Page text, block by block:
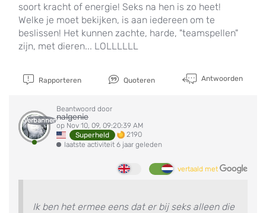
soort kracht of energie! Seks na hen is zo heet!
Welke je moet bekijken, is aan iedereen om te
beslissen! Het kunnen zachte, harde, "teamspellen"
zijn, met dieren... LOLLLLLL
Rapporteren Quoteren Antwoorden
Verbannen
Beantwoord door
nalgenie
op Nov 10, 09, 09:20:39 AM
Superheld
2190
laatste activiteit 6 jaar geleden
vertaald met
Ik ben het ermee eens dat er bij seks alleen die